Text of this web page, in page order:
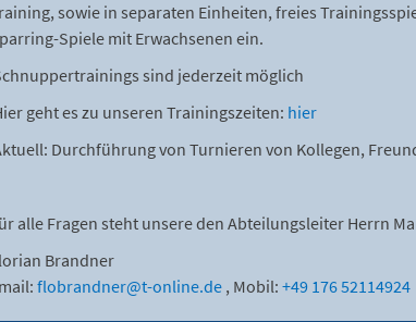
sowie in separaten Einheiten, freies
Spiele mit Erwachsenen ein.
sind jederzeit möglich
geht es zu unseren Trainingszeiten: hier
Durchführung von Turnieren von Kollegen,
alle Fragen steht unsere den Abteilungsleiter Herrn
Brandner
flobrandner@t-online.de , Mobil:+49 176 52114924